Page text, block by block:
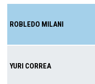
ROBLEDO MILANI
YURI CORREA